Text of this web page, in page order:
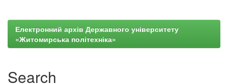
Електронний архів Державного університету
«Житомирська політехніка»
Search